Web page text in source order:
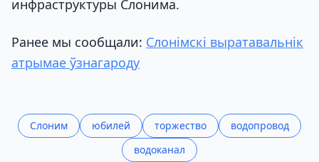
инфраструктуры Слонима.
Ранее мы сообщали: Слонімскі выратавальнік
атрымае ўзнагароду
Слоним юбилей торжество
водопровод
водоканал